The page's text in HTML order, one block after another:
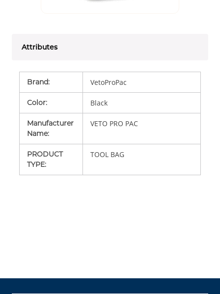
Attributes
Brand: VetoProPac
Color: Black
Manufacturer
Name:
VETO PRO PAC
PRODUCT
TYPE:
TOOL BAG